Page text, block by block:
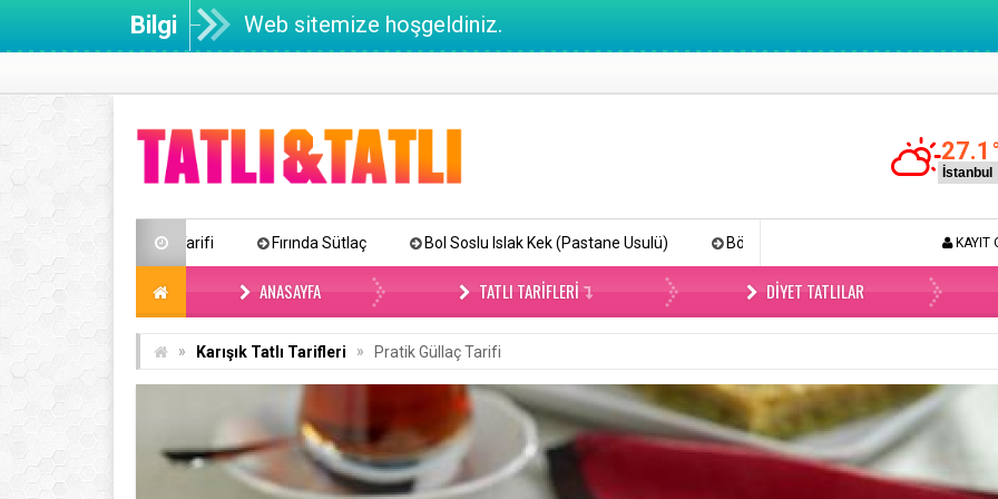
Bilgi Web sitemize hoşgeldiniz.
27.1
Fırında Sütlaç Bol Soslu Islak Kek (Pastane Usulü) Böyle Tiramisu Yemediniz (Videolu) LokmalıkKAYIT
ANASAYFA TATLI TARIFLERI DIYET TATLILAR
» Karışık Tatlı Tarifleri » Pratik Güllaç Tarifi